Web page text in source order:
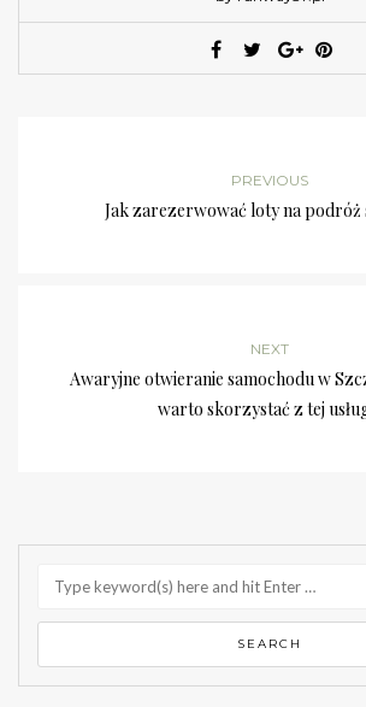
PREVIOUS
Jak zarezerwować loty na podróż
NEXT
Awaryjne otwieranie samochodu w
warto skorzystać z tej